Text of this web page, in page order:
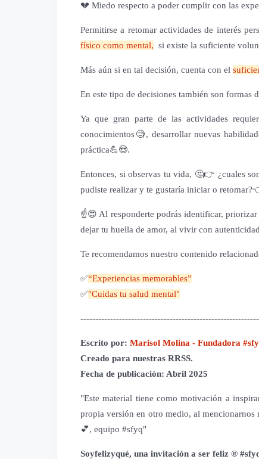
💔 Miedo respecto a poder cumplir con las
Permitirse a retomar actividades de interés
físico como mental, si existe la suficiente
Más aún si en tal decisión, cuenta con el
En este tipo de decisiones también son
Ya que gran parte de las actividades
conocimientos🧐, desarrollar nuevas
práctica💪😍.
Entonces, si observas tu vida, 🤔👉 ¿cuales
pudiste realizar y te gustaría iniciar o
☝️😍 Al responderte podrás identificar,
dejar tu huella de amor, al vivir con
Te recomendamos nuestro contenido
✅“Experiencias memorables”
✅"Cuidas tu salud mental"
Escrito por: Marisol Molina - Fundadora
Creado para nuestras RRSS.
Fecha de publicación: Abril 2025
"Este material tiene como motivación a
propia versión en otro medio, al
💕, equipo #sfyq"
Soyfelizyqué, una invitación a ser feliz ®